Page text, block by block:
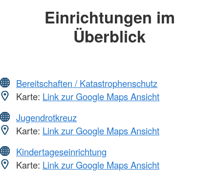
Einrichtungen im
Überblick
Bereitschaften / Katastrophenschutz
Karte: Link zur Google Maps Ansicht
Jugendrotkreuz
Karte: Link zur Google Maps Ansicht
Kindertageseinrichtung
Karte: Link zur Google Maps Ansicht